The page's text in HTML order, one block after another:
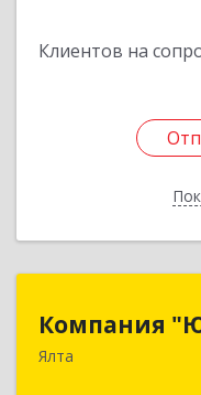
Клиентов на
Компания
Ялта
298600, Крым